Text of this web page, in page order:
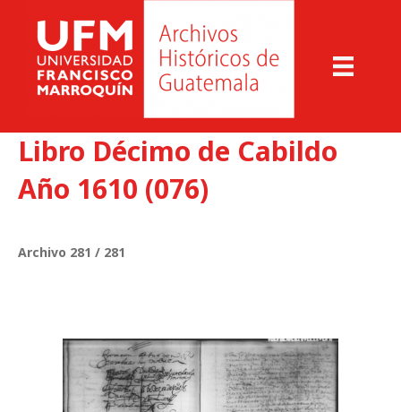
Libro Décimo de Cabildo
Año 1610 (076)
Archivo 281 / 281